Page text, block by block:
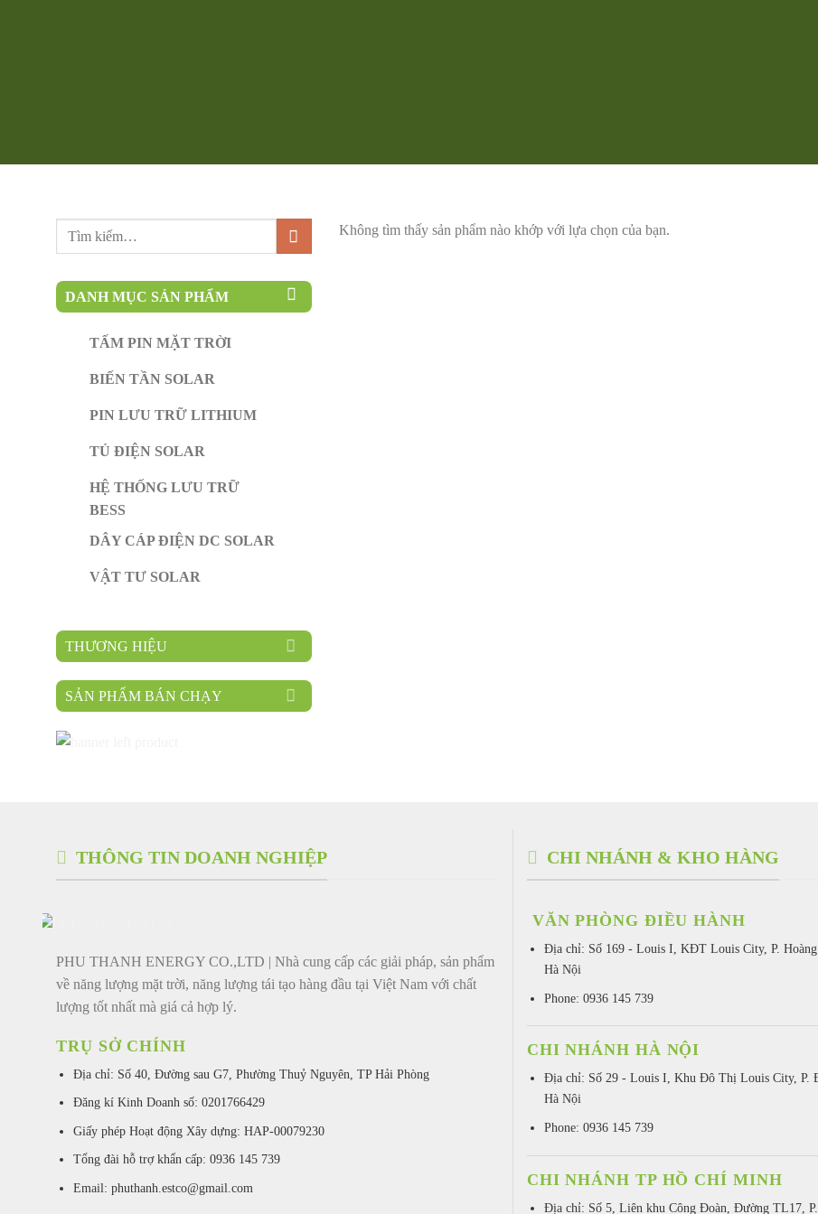
Tìm
DANH MỤC SẢN PHẨM
TẤM PIN MẶT TRỜI
BIẾN TẦN SOLAR
PIN LƯU TRỮ LITHIUM
TỦ ĐIỆN SOLAR
HỆ THỐNG LƯU TRỮ
BESS
DÂY CÁP ĐIỆN DC SOLAR
VẬT TƯ SOLAR
THƯƠNG HIỆU
SẢN PHẨM BÁN CHẠY
Không tìm thấy sản phẩm nào khớp với lựa chọn của bạn.
THÔNG TIN DOANH NGHIỆP
PHU THANH ENERGY CO.,LTD | Nhà cung cấp các giải pháp, sản phẩm
về năng lượng mặt trời, năng lượng tái tạo hàng đầu tại Việt Nam với chất
lượng tốt nhất mà giá cả hợp lý.
TRỤ SỞ CHÍNH
Địa chỉ: Số 40, Đường sau G7, Phường Thuỷ Nguyên, TP Hải Phòng
Đăng kí Kinh Doanh số: 0201766429
Giấy phép Hoạt động Xây dựng: HAP-00079230
Tổng đài hỗ trợ khẩn cấp: 0936 145 739
Email: phuthanh.estco@gmail.com
CHI NHÁNH & KHO HÀNG
VĂN PHÒNG ĐIỀU HÀNH
Địa chỉ: Số 169 - Louis I, KĐT Louis City, P.
Hà Nội
Phone: 0936 145 739
CHI NHÁNH HÀ NỘI
Địa chỉ: Số 29 - Louis I, Khu Đô Thị Louis City, P.
Hà Nội
Phone: 0936 145 739
CHI NHÁNH TP HỒ CHÍ MINH
Địa chỉ: Số 5, Liên khu Công Đoàn, Đường TL17,